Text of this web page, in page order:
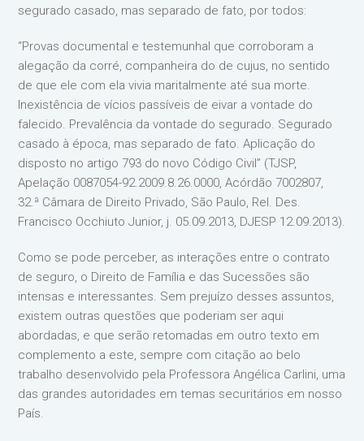
segurado casado, mas separado de fato, por todos:
“Provas documental e testemunhal que corroboram a
alegação da corré, companheira do de cujus, no sentido
de que ele com ela vivia maritalmente até sua morte.
Inexistência de vícios passíveis de eivar a vontade do
falecido. Prevalência da vontade do segurado. Segurado
casado à época, mas separado de fato. Aplicação do
disposto no artigo 793 do novo Código Civil” (TJSP,
Apelação 0087054-92.2009.8.26.0000, Acórdão 7002807,
32.ª Câmara de Direito Privado, São Paulo, Rel. Des.
Francisco Occhiuto Junior, j. 05.09.2013, DJESP 12.09.2013).
Como se pode perceber, as interações entre o contrato
de seguro, o Direito de Família e das Sucessões são
intensas e interessantes. Sem prejuízo desses assuntos,
existem outras questões que poderiam ser aqui
abordadas, e que serão retomadas em outro texto em
complemento a este, sempre com citação ao belo
trabalho desenvolvido pela Professora Angélica Carlini, uma
das grandes autoridades em temas securitários em nosso
País.